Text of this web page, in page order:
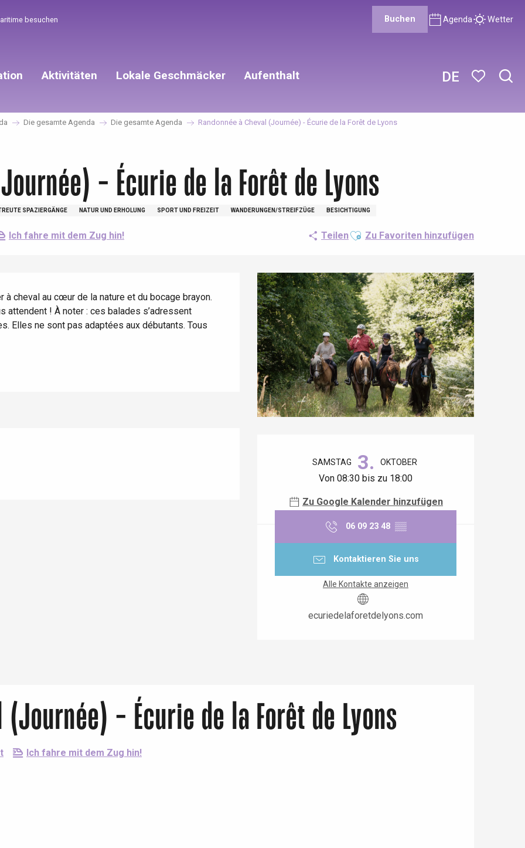
DE
besuchen Buchen Agenda Wetter
Aktivitäten Lokale Geschmäcker Aufenthalt
Die gesamte Agenda Die gesamte Agenda Randonnée à Cheval (Journée) - Écurie de la Forêt de Lyons
- Écurie de la Forêt de Lyons
SPAZIERGÄNGE NATUR UND ERHOLUNG SPORT UND FREIZEIT WANDERUNGEN/STREIFZÜGE BESICHTIGUNG
Ich fahre mit dem Zug hin! TeilenAjouter aux favoris
Zu Favoriten hinzufügen
SAMSTAG 3. OKTOBER
Von 08:30 bis zu 18:00
Zu Google Kalender hinzufügen
06 09 23 48 ▒▒
Kontaktieren Sie uns
Alle Kontakte anzeigen
ecuriedelaforetdelyons.com
à cheval au cœur de la nature et du bocage brayon.
attendent ! À noter : ces balades s’adressent
Elles ne sont pas adaptées aux débutants. Tous
(Journée) - Écurie de la Forêt de Lyons
Ich fahre mit dem Zug hin!